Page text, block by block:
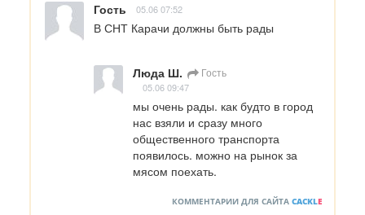
Гость 05.06 07:52
В СНТ Карачи должны быть рады
Люда Ш. Гость
05.06 09:47
мы очень рады. как будто в город
нас взяли и сразу много
общественного транспорта
появилось. можно на рынок за
мясом поехать.
КОММЕНТАРИИ ДЛЯ САЙТА CACKLE